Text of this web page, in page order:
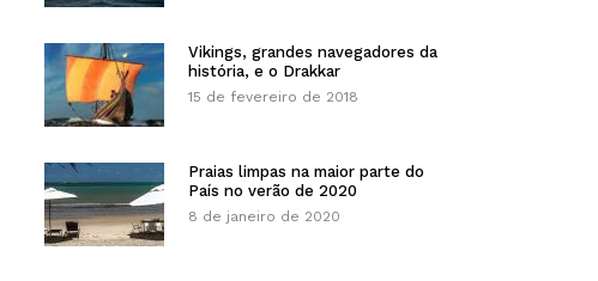
Vikings, grandes navegadores da
história, e o Drakkar
15 de fevereiro de 2018
Praias limpas na maior parte do
País no verão de 2020
8 de janeiro de 2020